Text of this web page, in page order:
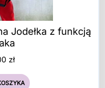
Jodełka z funkcją
zł